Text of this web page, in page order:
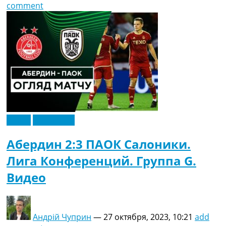
comment
Абердин 2:3 ПАОК Салоники.
Лига Конференций. Группа G.
Видео
Андрій Чуприн —27 октября, 2023, 10:21 add